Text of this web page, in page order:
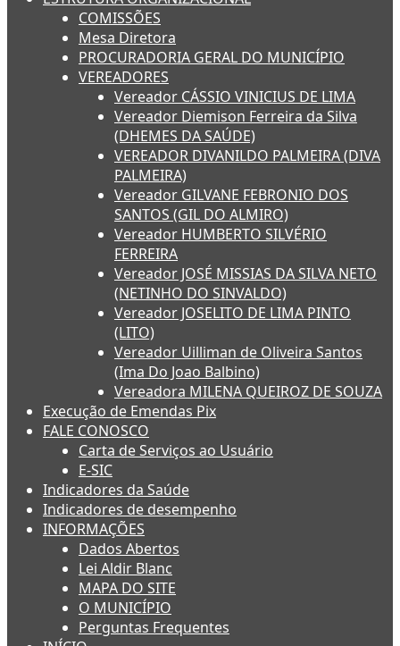
COMISSÕES
Mesa Diretora
PROCURADORIA GERAL DO MUNICÍPIO
VEREADORES
Vereador CÁSSIO VINICIUS DE LIMA
Vereador Diemison Ferreira da Silva
(DHEMES DA SAÚDE)
VEREADOR DIVANILDO PALMEIRA (DIVA
PALMEIRA)
Vereador GILVANE FEBRONIO DOS
SANTOS (GIL DO ALMIRO)
Vereador HUMBERTO SILVÉRIO
FERREIRA
Vereador JOSÉ MISSIAS DA SILVA NETO
(NETINHO DO SINVALDO)
Vereador JOSELITO DE LIMA PINTO
(LITO)
Vereador Uilliman de Oliveira Santos
(Ima Do Joao Balbino)
Vereadora MILENA QUEIROZ DE SOUZA
Execução de Emendas Pix
FALE CONOSCO
Carta de Serviços ao Usuário
E-SIC
Indicadores da Saúde
Indicadores de desempenho
INFORMAÇÕES
Dados Abertos
Lei Aldir Blanc
MAPA DO SITE
O MUNICÍPIO
Perguntas Frequentes